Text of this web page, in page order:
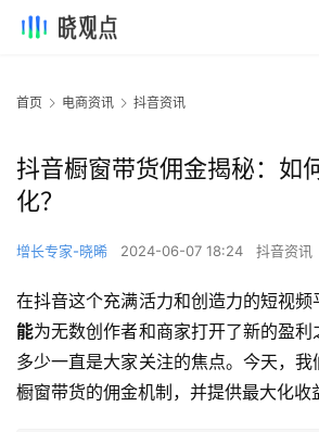
首页 电商资讯 抖音资讯
抖音橱窗带货佣金揭秘：如
化？
增长专家-晓晞 2024-06-07 18:24 抖音资讯
在抖音这个充满活力和创造力的短视频
能为无数创作者和商家打开了新的盈
多少一直是大家关注的焦点。今天，
橱窗带货的佣金机制，并提供最大化收